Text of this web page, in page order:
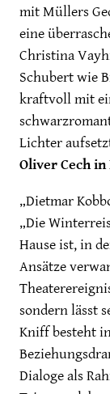
mit Müllers
eine
Christina
Schubert wie
kraftvoll mit
Lichter
Oliver Cech
„Dietmar
„Die
Hause ist, in
Ansätze
sondern lässt
Kniff besteht
Dialoge als